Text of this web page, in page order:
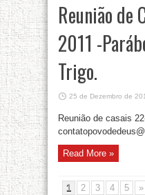
Reunião de
2011 -
Trigo.
25 de Dezembro de
Reunião de casais
Read More »
1 2 3 4 5 »